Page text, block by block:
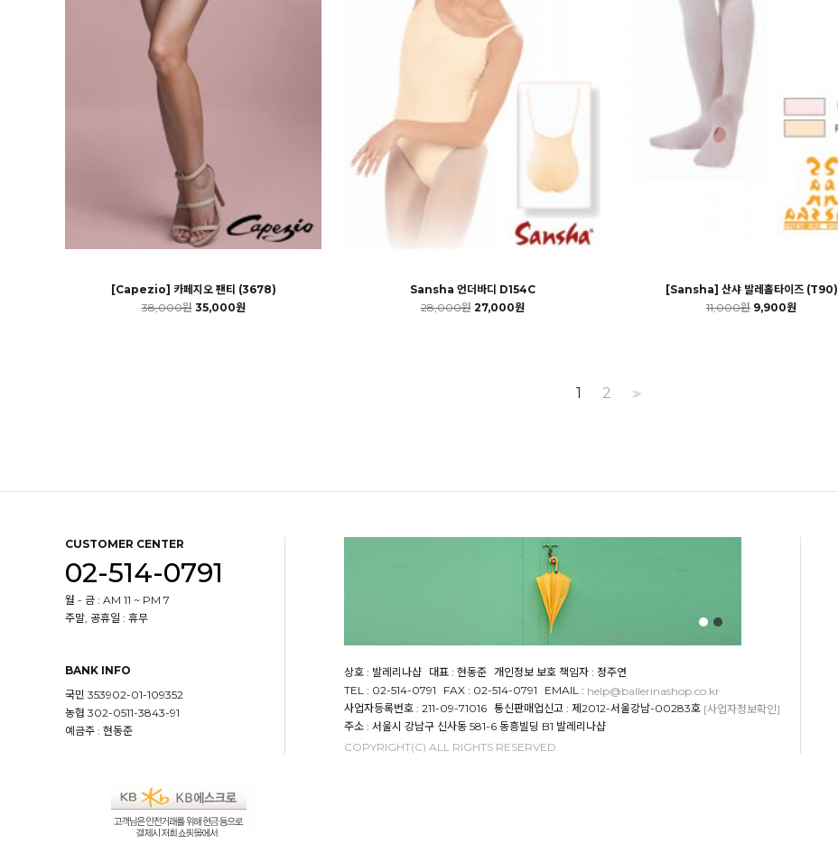
[Capezio] 카페지오 팬티 (3678)
38,000원 35,000원
Sansha 언더바디 D154C
28,000원 27,000원
[Sansha] 산샤 발레홀타이즈 (T90)
11,000원 9,900원
1 2 >>
CUSTOMER CENTER
02-514-0791
월 - 금 : AM 11 ~ PM 7
주말, 공휴일 : 휴무
BANK INFO
국민 353902-01-109352
농협 302-0511-3843-91
예금주 : 현동준
상호 : 발레리나샵 대표 : 현동준 개인정보 보호 책임자 : 정주연
TEL : 02-514-0791
FAX : 02-514-0791 EMAIL : help@ballerinashop.co.kr
사업자등록번호 : 211-09-71016 통신판매업신고 : 제2012-서울강남-00283호 [사업자정보확인]
주소 : 서울시 강남구 신사동 581-6 동흥빌딩 B1 발레리나샵
COPYRIGHT(C) ALL RIGHTS RESERVED.